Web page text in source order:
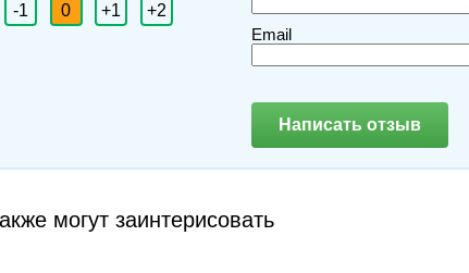
-1 0 +1 +2
Email
могут заинтерисовать